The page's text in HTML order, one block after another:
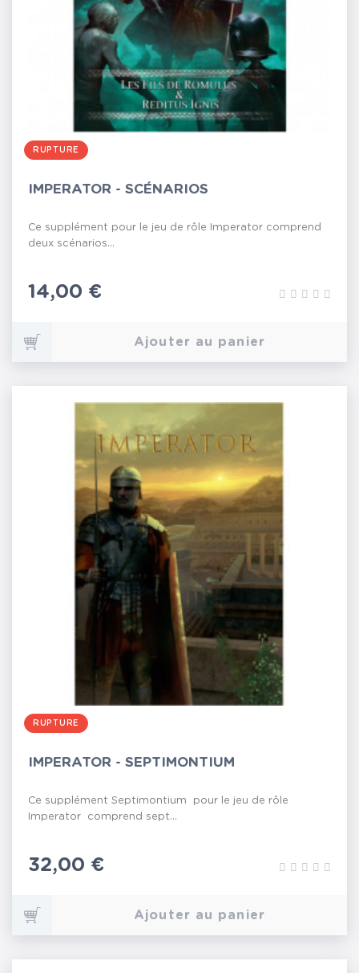
RUPTURE
IMPERATOR - SCÉNARIOS
Ce supplément pour le jeu de rôle Imperator comprend
deux scénarios...
Prix
14,00 €
Ajouter au panier
RUPTURE
IMPERATOR - SEPTIMONTIUM
Ce supplément Septimontium pour le jeu de rôle
Imperator comprend sept...
Prix
32,00 €
Ajouter au panier